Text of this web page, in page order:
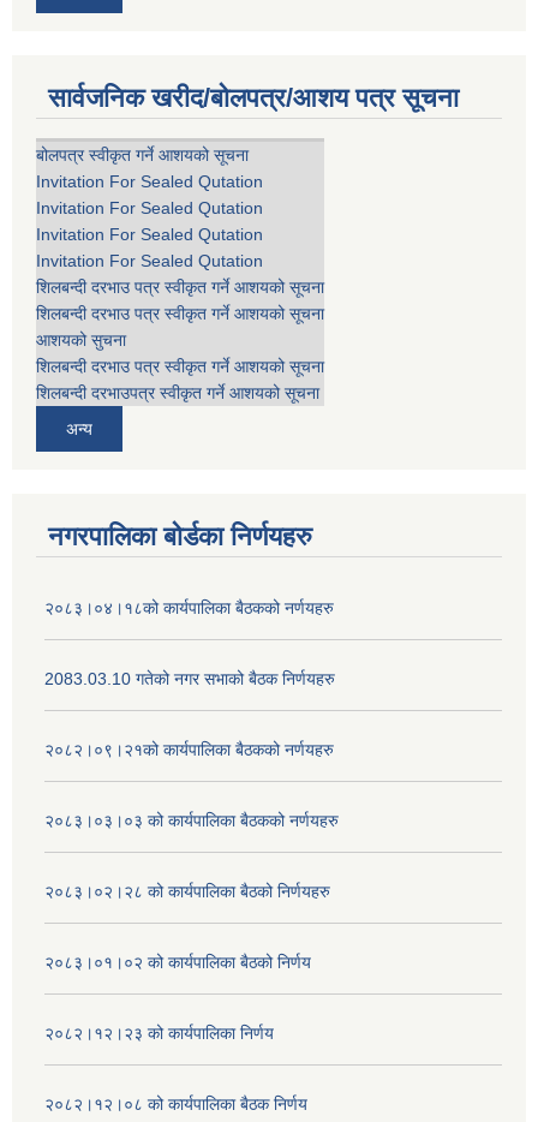
सार्वजनिक खरीद/बोलपत्र/आशय पत्र सूचना
बोलपत्र स्वीकृत गर्ने आशयको सूचना
Invitation For Sealed Qutation
Invitation For Sealed Qutation
Invitation For Sealed Qutation
Invitation For Sealed Qutation
शिलबन्दी दरभाउ पत्र स्वीकृत गर्ने आशयको सूचना
शिलबन्दी दरभाउ पत्र स्वीकृत गर्ने आशयको सूचना
आशयको सुचना
शिलबन्दी दरभाउ पत्र स्वीकृत गर्ने आशयको सूचना
शिलबन्दी दरभाउपत्र स्वीकृत गर्ने आशयको सूचना
अन्य
नगरपालिका बोर्डका निर्णयहरु
२०८३।०४।१८को कार्यपालिका बैठकको नर्णयहरु
2083.03.10 गतेको नगर सभाको बैठक निर्णयहरु
२०८२।०९।२१को कार्यपालिका बैठकको नर्णयहरु
२०८३।०३।०३ को कार्यपालिका बैठकको नर्णयहरु
२०८३।०२।२८ को कार्यपालिका बैठको निर्णयहरु
२०८३।०१।०२ को कार्यपालिका बैठको निर्णय
२०८२।१२।२३ को कार्यपालिका निर्णय
२०८२।१२।०८ को कार्यपालिका बैठक निर्णय